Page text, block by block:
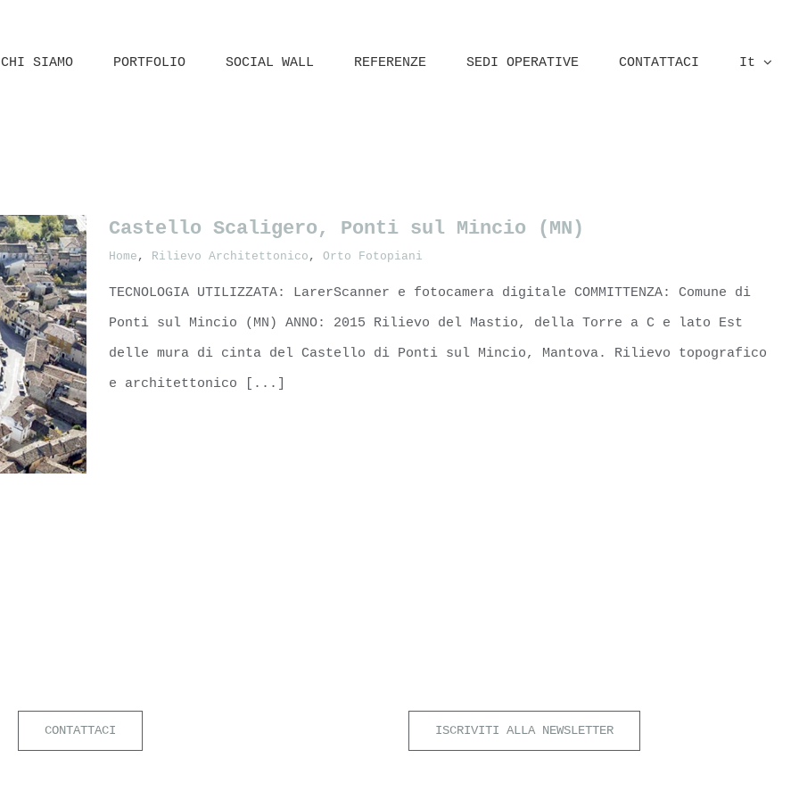
CHI SIAMO PORTFOLIO SOCIAL WALL REFERENZE SEDI OPERATIVE CONTATTACI It
Castello Scaligero, Ponti sul Mincio (MN)
Home , Rilievo Architettonico , Orto Fotopiani
TECNOLOGIA UTILIZZATA: LarerScanner e fotocamera digitale COMMITTENZA: Comune di
Ponti sul Mincio (MN) ANNO: 2015 Rilievo del Mastio, della Torre a C e lato Est
delle mura di cinta del Castello di Ponti sul Mincio, Mantova. Rilievo topografico
e architettonico [...]
CONTATTACI ISCRIVITI ALLA NEWSLETTER